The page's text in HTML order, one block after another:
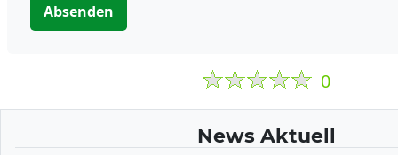
Absenden
0
News Aktuell